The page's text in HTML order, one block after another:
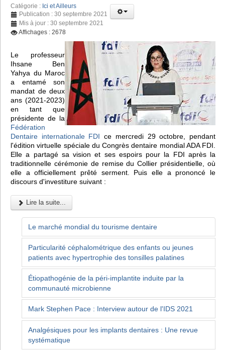
Catégorie : Ici et Ailleurs
Publication : 30 septembre 2021
Mis à jour : 30 septembre 2021
Affichages : 2678
Le professeur
Ihsane Ben
Yahya du Maroc
a entamé son
mandat de deux
ans (2021-2023)
en tant que
présidente de la
Fédération
Dentaire internationale FDI ce mercredi 29 octobre, pendant
l'édition virtuelle spéciale du Congrès dentaire mondial ADA FDI.
Elle a partagé sa vision et ses espoirs pour la FDI après la
traditionnelle cérémonie de remise du Collier présidentielle, où
elle a officiellement prêté serment. Puis elle a prononcé le
discours d'investiture suivant :
Lire la suite...
Le marché mondial du tourisme dentaire
Particularité céphalométrique des enfants ou jeunes
patients avec hypertrophie des tonsilles palatines
Étiopathogénie de la péri-implantite induite par la
communauté microbienne
Mark Stephen Pace : Interview autour de l'IDS 2021
Analgésiques pour les implants dentaires : Une revue
systématique